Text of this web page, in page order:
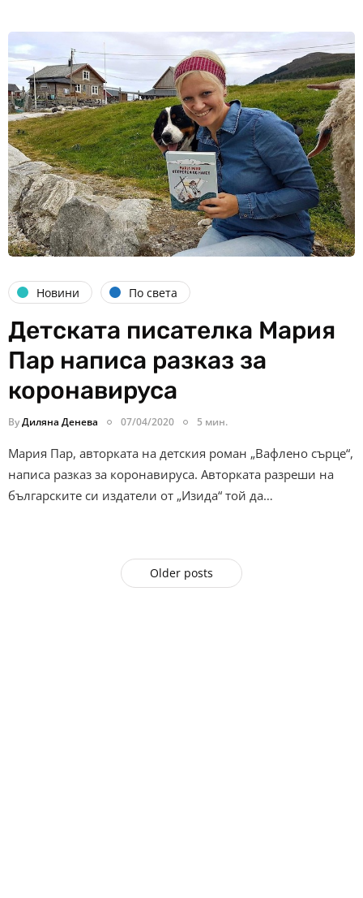
Новини По света
Детската писателка Мария
Пар написа разказ за
коронавируса
ByДиляна Денева 07/04/2020 5 мин.
Мария Пар, авторката на детския роман „Вафлено сърце“,
написа разказ за коронавируса. Авторката разреши на
българските си издатели от „Изида“ той да…
Older posts